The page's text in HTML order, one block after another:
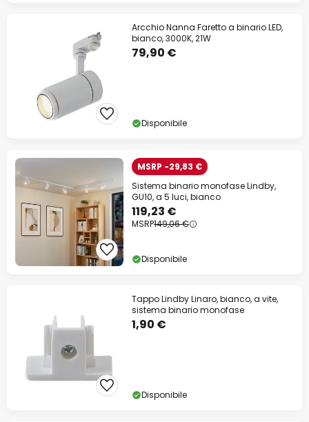
Arcchio Nanna Faretto a binario LED,
bianco, 3000K, 21W
79,90 €
Disponibile
MSRP -29,83 €
Sistema binario monofase Lindby,
GU10, a 5 luci, bianco
119,23 €
MSRP149,06 €
Disponibile
Tappo Lindby Linaro, bianco, a vite,
sistema binario monofase
1,90 €
Disponibile